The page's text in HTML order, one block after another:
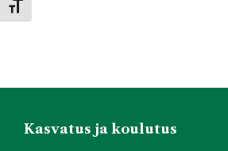
Toggle Font size
Kasvatus ja koulutus